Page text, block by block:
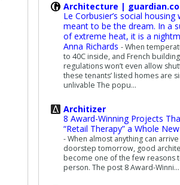
Architecture |
Le Corbusier’s social housing
meant to be the dream. In a
of extreme heat, it is a
Anna Richards -When
to 40C inside, and French building
regulations won’t even allow
these tenants’ listed homes are
unlivable The popu...
Architizer
8 Award-Winning Projects
“Retail Therapy” a Whole
-When almost anything can
doorstep tomorrow, good
become one of the few reasons
person. The post 8 Award-Winni...